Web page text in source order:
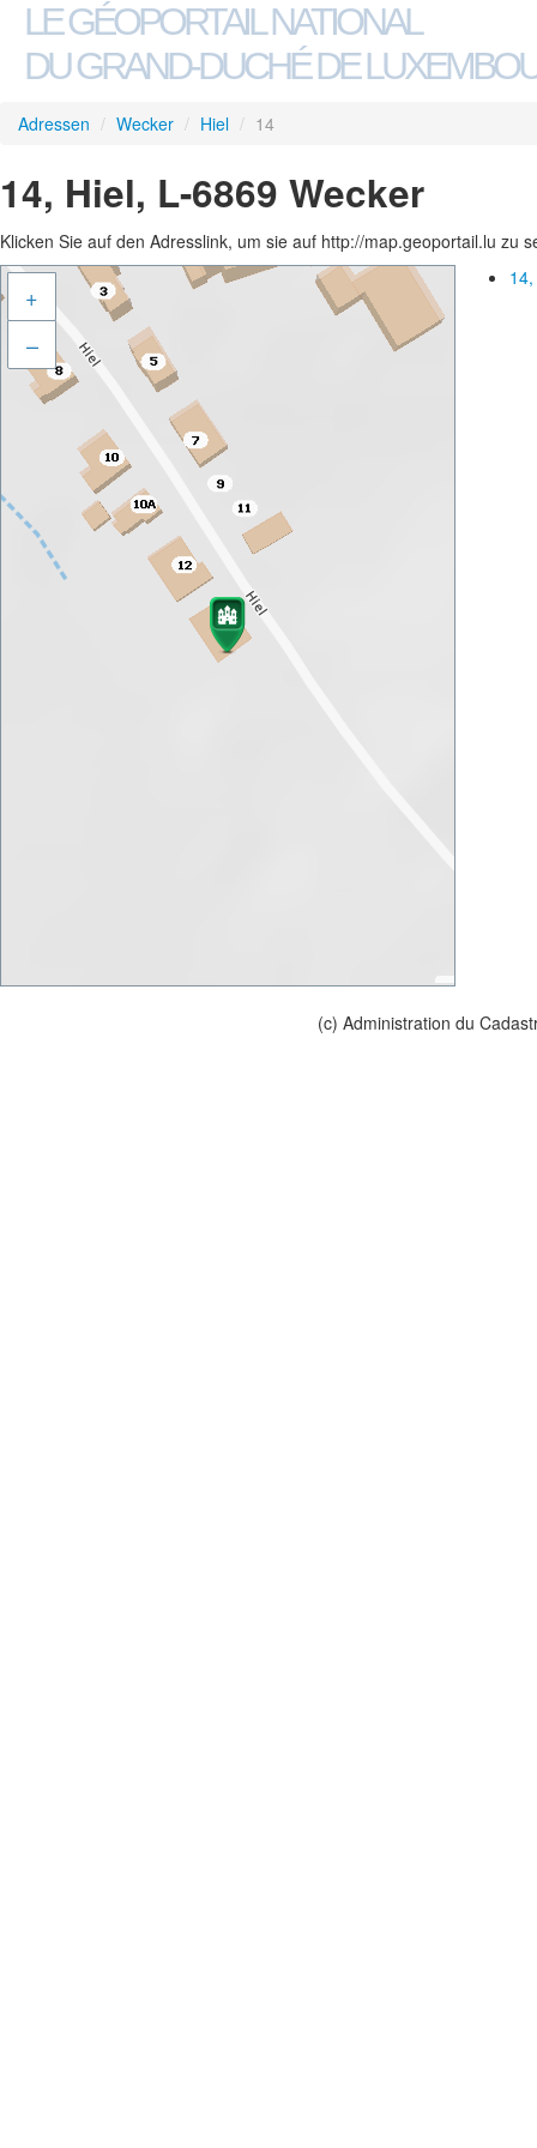
LE GÉOPORTAIL NATIONAL
DU GRAND-DUCHÉ DE
Adressen / Wecker / Hiel / 14
14, Hiel, L-6869 Wecker
Klicken Sie auf den Adresslink, um sie auf http://map.geoportail.lu zu
+
–
(c) Administration du